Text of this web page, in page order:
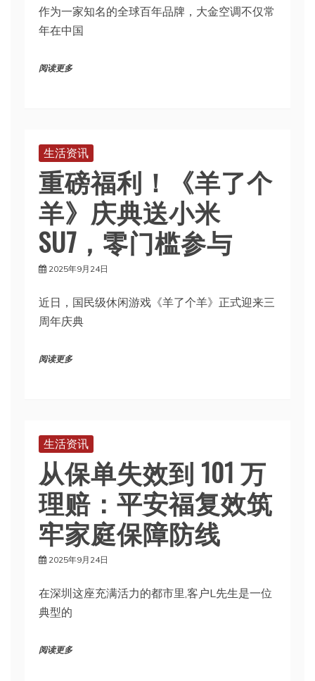
作为一家知名的全球百年品牌，大金空调不仅常
年在中国
阅读更多
生活资讯
重磅福利！《羊了个
羊》庆典送小米
SU7，零门槛参与
2025年9月24日
近日，国民级休闲游戏《羊了个羊》正式迎来三
周年庆典
阅读更多
生活资讯
从保单失效到 101 万
理赔：平安福复效筑
牢家庭保障防线
2025年9月24日
在深圳这座充满活力的都市里,客户L先生是一位
典型的
阅读更多